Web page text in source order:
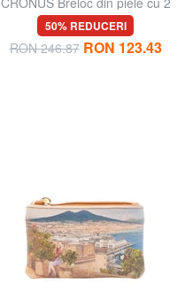
inele
50% REDUCERI
RON 246.87 RON 123.43